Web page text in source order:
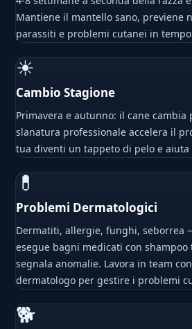
Mantiene il mantello sano, previene
parassiti e problemi cutanei in
☀
Cambio Stagione
Primavera e autunno: il cane cambia
slanatura professionale accelera il
tua diventi un tappeto di pelo e
💊
Problemi Dermatologici
Dermatiti, allergie, funghi, seborrea
esegue bagni medicati con
segnala anomalie. Lavora in team
dermatologo per gestire i problemi
🐕